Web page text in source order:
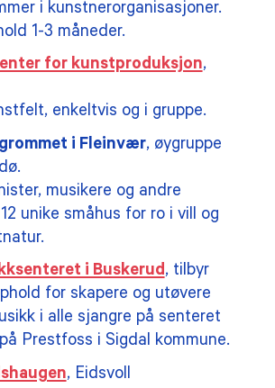
i kunstnerorganisasjoner.
1-3 måneder.
for kunstproduksjon,
enkeltvis og i gruppe.
i Fleinvær, øygruppe
musikere og andre
unike småhus for ro i vill og
i Buskerud, tilbyr
for skapere og utøvere
i alle sjangre på senteret
Prestfoss i Sigdal kommune.
, Eidsvoll